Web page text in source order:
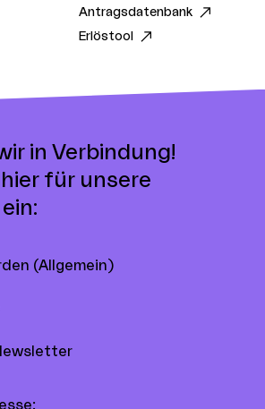
in Verbindung!
für unsere
(Allgemein)
:
Antragsdatenbank
Erlöstool